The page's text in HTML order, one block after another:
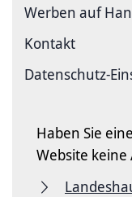
Werben auf
Kontakt
Datenschutz-
Haben Sie
Website keine